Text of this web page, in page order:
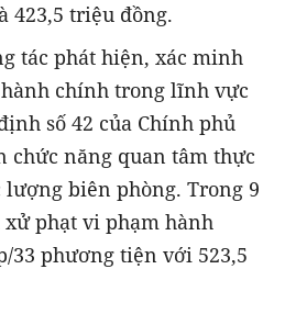
423,5 triệu đồng.
tác phát hiện, xác minh
chính trong lĩnh vực
số 42 của Chính phủ
chức năng quan tâm thực
biên phòng. Trong 9
xử phạt vi phạm hành
33 phương tiện với 523,5